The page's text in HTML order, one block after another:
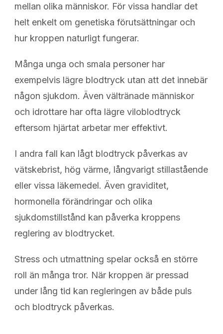
mellan olika människor. För vissa handlar det
helt enkelt om genetiska förutsättningar och
hur kroppen naturligt fungerar.
Många unga och smala personer har
exempelvis lägre blodtryck utan att det innebär
någon sjukdom. Även vältränade människor
och idrottare har ofta lägre viloblodtryck
eftersom hjärtat arbetar mer effektivt.
I andra fall kan lågt blodtryck påverkas av
vätskebrist, hög värme, långvarigt stillastående
eller vissa läkemedel. Även graviditet,
hormonella förändringar och olika
sjukdomstillstånd kan påverka kroppens
reglering av blodtrycket.
Stress och utmattning spelar också en större
roll än många tror. När kroppen är pressad
under lång tid kan regleringen av både puls
och blodtryck påverkas.